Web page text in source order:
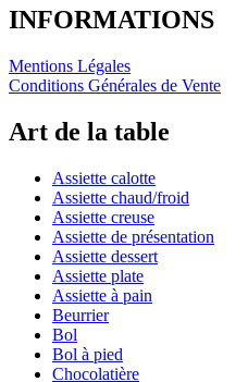
INFORMATIONS
Mentions Légales
Conditions Générales de Vente
Art de la table
Assiette calotte
Assiette chaud/froid
Assiette creuse
Assiette de présentation
Assiette dessert
Assiette plate
Assiette à pain
Beurrier
Bol
Bol à pied
Chocolatière